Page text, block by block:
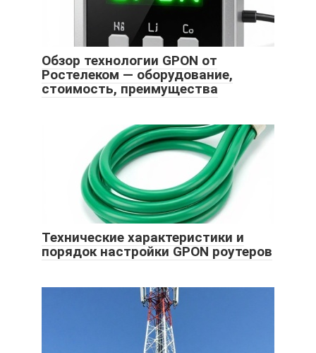
Обзор технологии GPON от
Ростелеком — оборудование,
стоимость, преимущества
Технические характеристики и
порядок настройки GPON роутеров